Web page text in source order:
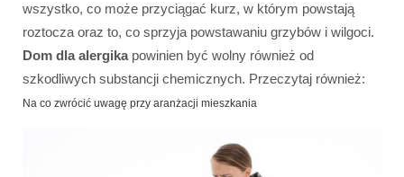
wszystko, co może przyciągać kurz, w którym powstają
roztocza oraz to, co sprzyja powstawaniu grzybów i wilgoci.
Dom dla alergikapowinien być wolny również od
szkodliwych substancji chemicznych. Przeczytaj również:
Na co zwrócić uwagę przy aranżacji mieszkania